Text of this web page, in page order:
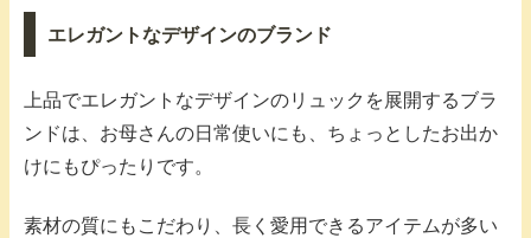
エレガントなデザインのブランド
上品でエレガントなデザインのリュックを展開するブラ
ンドは、お母さんの日常使いにも、ちょっとしたお出か
けにもぴったりです。
素材の質にもこだわり、長く愛用できるアイテムが多い